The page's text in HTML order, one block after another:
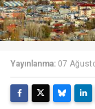
Yayınlanma: 07